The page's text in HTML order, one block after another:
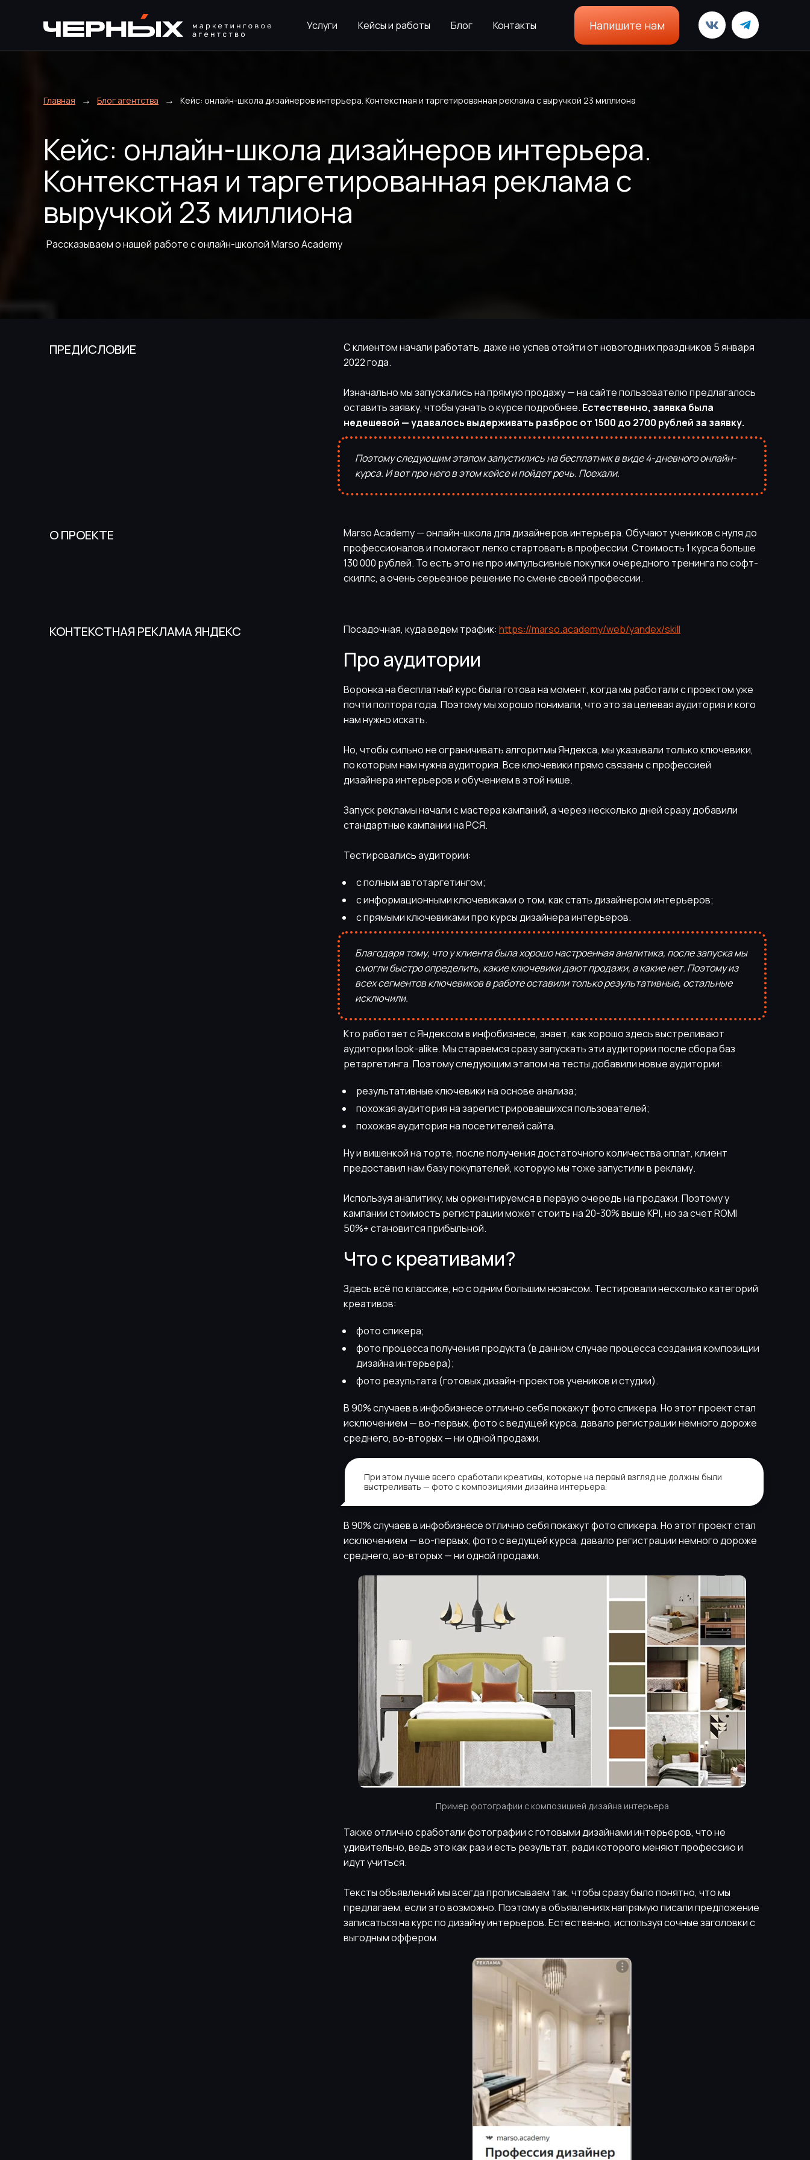
Услуги Кейсы и работы Блог Контакты Напишите нам
Главная → Блог агентства → Кейс: онлайн-школа дизайнеров интерьера. Контекстная и таргетированная реклама с выручкой 23 миллиона
Кейс: онлайн-школа дизайнеров интерьера.
Контекстная и таргетированная реклама с
выручкой 23 миллиона
Рассказываем о нашей работе с онлайн-школой Marso Academy
ПРЕДИСЛОВИЕ
С клиентом начали работать, даже не успев отойти от новогодних праздников 5 января
2022 года.
Изначально мы запускались на прямую продажу — на сайте пользователю предлагалось
оставить заявку, чтобы узнать о курсе подробнее. Естественно, заявка была
недешевой — удавалось выдерживать разброс от 1500 до 2700 рублей за заявку.
Поэтому следующим этапом запустились на бесплатник в виде 4-дневного онлайн-
курса. И вот про него в этом кейсе и пойдет речь. Поехали.
О ПРОЕКТЕ
Marso Academy — онлайн-школа для дизайнеров интерьера. Обучают учеников с нуля до
профессионалов и помогают легко стартовать в профессии. Стоимость 1 курса больше
130 000 рублей. То есть это не про импульсивные покупки очередного тренинга по софт-
скиллс, а очень серьезное решение по смене своей профессии.
КОНТЕКСТНАЯ РЕКЛАМА ЯНДЕКС Посадочная, куда ведем трафик: https://marso.academy/web/yandex/skill
Про аудитории
Воронка на бесплатный курс была готова на момент, когда мы работали с проектом уже
почти полтора года. Поэтому мы хорошо понимали, что это за целевая аудитория и кого
нам нужно искать.
Но, чтобы сильно не ограничивать алгоритмы Яндекса, мы указывали только ключевики,
по которым нам нужна аудитория. Все ключевики прямо связаны с профессией
дизайнера интерьеров и обучением в этой нише.
Запуск рекламы начали с мастера кампаний, а через несколько дней сразу добавили
стандартные кампании на РСЯ.
Тестировались аудитории:
с полным автотаргетингом;
с информационными ключевиками о том, как стать дизайнером интерьеров;
с прямыми ключевиками про курсы дизайнера интерьеров.
Благодаря тому, что у клиента была хорошо настроенная аналитика, после запуска мы
смогли быстро определить, какие ключевики дают продажи, а какие нет. Поэтому из
всех сегментов ключевиков в работе оставили только результативные, остальные
исключили.
Кто работает с Яндексом в инфобизнесе, знает, как хорошо здесь выстреливают
аудитории look-alike. Мы стараемся сразу запускать эти аудитории после сбора баз
ретаргетинга. Поэтому следующим этапом на тесты добавили новые аудитории:
результативные ключевики на основе анализа;
похожая аудитория на зарегистрировавшихся пользователей;
похожая аудитория на посетителей сайта.
Ну и вишенкой на торте, после получения достаточного количества оплат, клиент
предоставил нам базу покупателей, которую мы тоже запустили в рекламу.
Используя аналитику, мы ориентируемся в первую очередь на продажи. Поэтому у
кампании стоимость регистрации может стоить на 20-30% выше KPI, но за счет ROMI
50%+ становится прибыльной.
Что с креативами?
Здесь всё по классике, но с одним большим нюансом. Тестировали несколько категорий
креативов:
фото спикера;
фото процесса получения продукта (в данном случае процесса создания композиции
дизайна интерьера);
фото результата (готовых дизайн-проектов учеников и студии).
В 90% случаев в инфобизнесе отлично себя покажут фото спикера. Но этот проект стал
исключением — во-первых, фото с ведущей курса, давало регистрации немного дороже
среднего, во-вторых — ни одной продажи.
При этом лучше всего сработали креативы, которые на первый взгляд не должны были
выстреливать — фото с композициями дизайна интерьера.
В 90% случаев в инфобизнесе отлично себя покажут фото спикера. Но этот проект стал
исключением — во-первых, фото с ведущей курса, давало регистрации немного дороже
среднего, во-вторых — ни одной продажи.
Пример фотографии с композицией дизайна интерьера
Также отлично сработали фотографии с готовыми дизайнами интерьеров, что не
удивительно, ведь это как раз и есть результат, ради которого меняют профессию и
идут учиться.
Тексты объявлений мы всегда прописываем так, чтобы сразу было понятно, что мы
предлагаем, если это возможно. Поэтому в объявлениях напрямую писали предложение
записаться на курс по дизайну интерьеров. Естественно, используя сочные заголовки с
выгодным оффером.